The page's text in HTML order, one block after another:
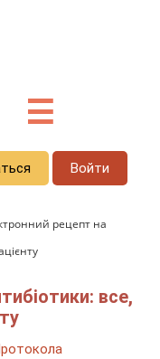
☰
Войти
рецепт на
все,